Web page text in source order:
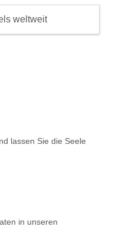
weltweit
lassen Sie die Seele
in unseren